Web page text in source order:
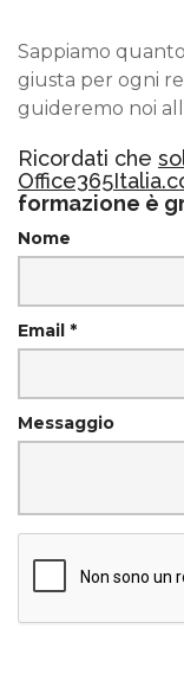
Sappiamo
giusta per ogni
guideremo noi
Ricordati che
formazione è
Nome
Email *
Messaggio